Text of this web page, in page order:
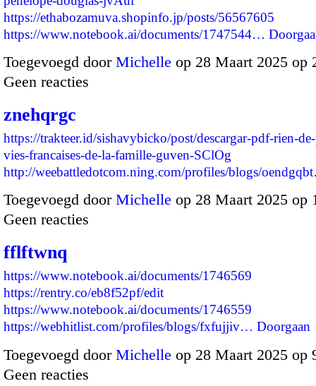
https://ethabozamuva.shopinfo.jp/posts/56567605
https://www.notebook.ai/documents/1747544…
Toegevoegd door Michelle op 28 Maart 2025
Geen reacties
znehqrgc
https://trakteer.id/sishavybicko/post/descargar-pdf-rien-
vies-francaises-de-la-famille-guven-SClOg
http://weebattledotcom.ning.com/profiles/blogs/
Toegevoegd door Michelle op 28 Maart 2025
Geen reacties
fflftwnq
https://www.notebook.ai/documents/1746569
https://rentry.co/eb8f52pf/edit
https://www.notebook.ai/documents/1746559
https://webhitlist.com/profiles/blogs/fxfujjiv… Doorgaan
Toegevoegd door Michelle op 28 Maart 2025
Geen reacties